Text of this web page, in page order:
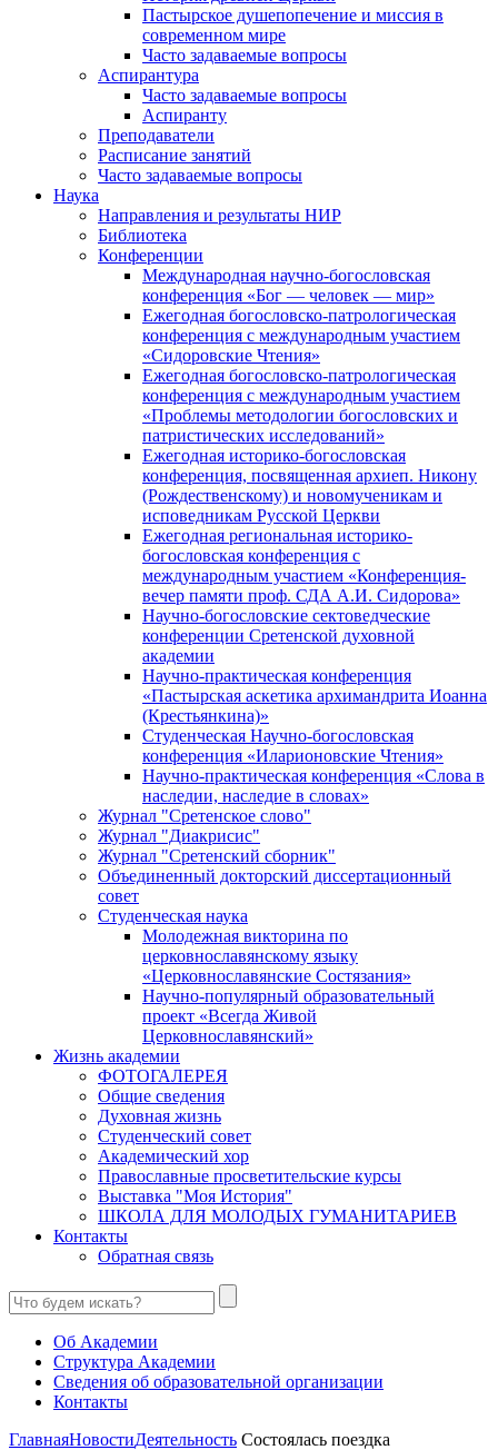
Пастырское душепопечение и миссия в
современном мире
Часто задаваемые вопросы
Аспирантура
Часто задаваемые вопросы
Аспиранту
Преподаватели
Расписание занятий
Часто задаваемые вопросы
Наука
Направления и результаты НИР
Библиотека
Конференции
Международная научно-богословская
конференция «Бог — человек — мир»
Ежегодная богословско-патрологическая
конференция с международным участием
«Сидоровские Чтения»
Ежегодная богословско-патрологическая
конференция с международным участием
«Проблемы методологии богословских и
патристических исследований»
Ежегодная историко-богословская
конференция, посвященная архиеп. Никону
(Рождественскому) и новомученикам и
исповедникам Русской Церкви
Ежегодная региональная историко-
богословская конференция с
международным участием «Конференция-
вечер памяти проф. СДА А.И. Сидорова»
Научно-богословские сектоведческие
конференции Сретенской духовной
академии
Научно-практическая конференция
«Пастырская аскетика архимандрита Иоанна
(Крестьянкина)»
Студенческая Научно-богословская
конференция «Иларионовские Чтения»
Научно-практическая конференция «Cлова в
наследии, наследие в словах»
Журнал "Сретенское слово"
Журнал "Диакрисис"
Журнал "Сретенский сборник"
Объединенный докторский диссертационный
совет
Студенческая наука
Молодежная викторина по
церковнославянскому языку
«Церковнославянские Состязания»
Научно-популярный образовательный
проект «Всегда Живой
Церковнославянский»
Жизнь академии
ФОТОГАЛЕРЕЯ
Общие сведения
Духовная жизнь
Студенческий совет
Академический хор
Православные просветительские курсы
Выставка "Моя История"
ШКОЛА ДЛЯ МОЛОДЫХ ГУМАНИТАРИЕВ
Контакты
Обратная связь
Об Академии
Структура Академии
Сведения об образовательной организации
Контакты
ГлавнаяНовостиДеятельность Состоялась поездка